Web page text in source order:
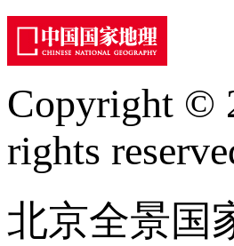
Copyright ©
rights
北京全景国